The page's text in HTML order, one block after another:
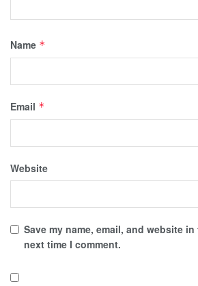
Name *
Email *
Website
Save my name, email, and website
next time I comment.